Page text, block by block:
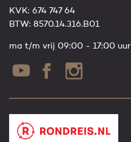
KVK: 674 747 64
BTW: 8570.14.316.B01
ma t/m vrij 09:00 - 17:00 uur